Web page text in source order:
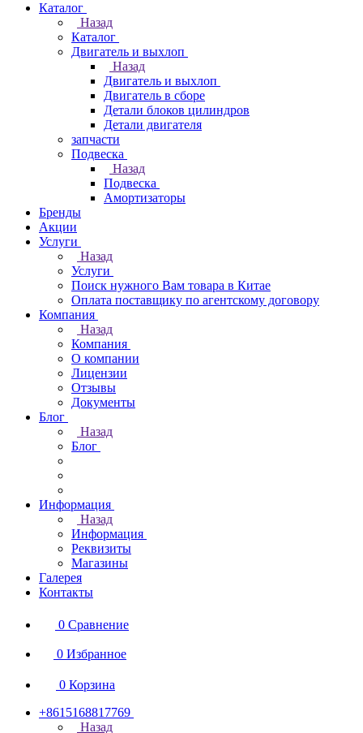
Каталог
Назад
Каталог
Двигатель и выхлоп
Назад
Двигатель и выхлоп
Двигатель в сборе
Детали блоков цилиндров
Детали двигателя
запчасти
Подвеска
Назад
Подвеска
Амортизаторы
Бренды
Акции
Услуги
Назад
Услуги
Поиск нужного Вам товара в Китае
Оплата поставщику по агентскому договору
Компания
Назад
Компания
О компании
Лицензии
Отзывы
Документы
Блог
Назад
Блог
Информация
Назад
Информация
Реквизиты
Магазины
Галерея
Контакты
0 Сравнение
0 Избранное
0 Корзина
+8615168817769
Назад